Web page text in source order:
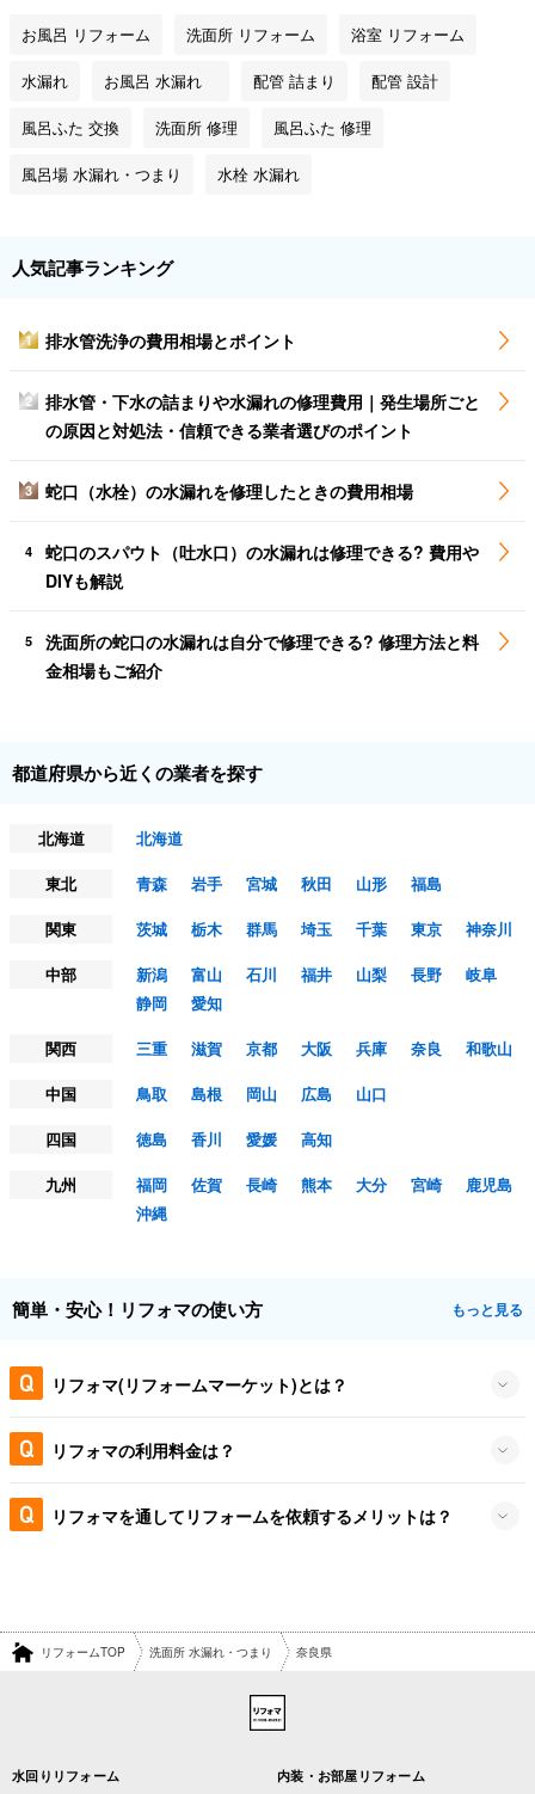
お風呂 リフォーム 洗面所 リフォーム 浴室 リフォーム
水漏れ お風呂 水漏れ 配管 詰まり 配管 設計
風呂ふた 交換 洗面所 修理 風呂ふた 修理
風呂場 水漏れ・つまり 水栓 水漏れ
人気記事ランキング
1 排水管洗浄の費用相場とポイント
2
排水管・下水の詰まりや水漏れの修理費用｜発生場所ごと
の原因と対処法・信頼できる業者選びのポイント
3 蛇口（水栓）の水漏れを修理したときの費用相場
4
蛇口のスパウト（吐水口）の水漏れは修理できる? 費用や
DIYも解説
5
洗面所の蛇口の水漏れは自分で修理できる? 修理方法と料
金相場もご紹介
都道府県から近くの業者を探す
北海道
北海道
東北
青森 岩手 宮城 秋田 山形
福島
関東
茨城 栃木 群馬 埼玉 千葉 東京
神奈川
中部
新潟 富山 石川 福井 山梨 長野
岐阜
静岡
愛知
関西
三重 滋賀 京都 大阪 兵庫 奈良
和歌山
中国
鳥取 島根 岡山 広島
山口
四国
徳島 香川 愛媛
高知
九州
福岡 佐賀 長崎 熊本 大分 宮崎
鹿児島
沖縄
簡単・安心！リフォマの使い方 もっと見る
リフォマ(リフォームマーケット)とは？
リフォマの利用料金は？
リフォマを通してリフォームを依頼するメリットは？
リフォームTOP 洗面所 水漏れ・つまり 奈良県
水回りリフォーム 内装・お部屋リフォーム